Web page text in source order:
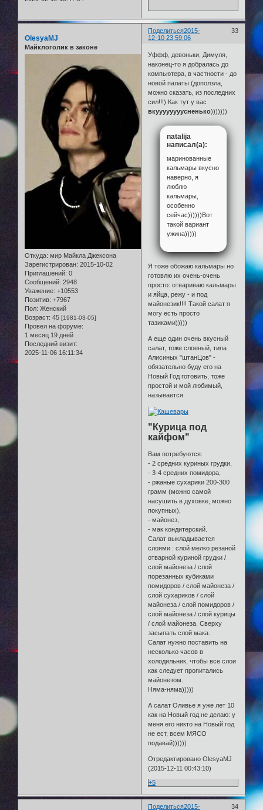
Поделиться 33
2015-
12-10 23:59:06
OlesyaMJ
Майклоголик в законе
Откуда: мир Майкла Джексона
Зарегистрирован: 2015-10-02
Приглашений: 0
Сообщений: 2948
Уважение: +10553
Позитив: +7967
Пол: Женский
Возраст: 45 [1981-03-05]
Провел на форуме:
1 месяц 19 дней
Последний визит:
2025-11-06 16:11:34
Уффф, девоньки, Димуля,
наконец-то я добралась до
компьютера, в частности - до
новой палаты (доползла,
можно сказать, из последних
сил!!!) Как тут у вас
вкуууууууусненько)))))))
natalija
написал(а):
маринованные
кальмары вкусно
наверно, я
люблю
кальмары,
особенно
сейчас))))))Вот
такой вариант
ужина)))))
Я тоже обожаю кальмары но
готовлю их очень-очень
просто: отвариваю кальмары
и яйца, режу - и под
майонезик!!!! Такой салат я
могу есть просто
тазиками)))))
А еще один очень вкусный
салат, тоже слоеный, типа
Алисиных "штанЦов" -
обязательно буду его на
Новый Год готовить, тоже
простой и мой любимый,
называется
"Курица под
кайфом"
Вам потребуются:
- 2 средних куриных грудки,
- 3-4 средних помидора,
- ржаные сухарики 200-300
грамм (можно самой
насушить в духовке, можно
покупных),
- майонез,
- мак кондитерский.
Салат выкладывается
слоями : слой мелко резаной
отварной куриной грудки /
слой майонеза / слой
порезанных кубиками
помидоров / слой майонеза /
слой сухариков / слой
майонеза / слой помидоров /
слой майонеза / слой курицы
/ слой майонеза. Сверху
засыпать слой мака.
Салат нужно поставить на
несколько часов в
холодильник, чтобы все слои
как следует пропитались
майонезом.
Няма-няма)))))
А салат Оливье я уже лет 10
как на Новый год не делаю: у
меня его никто на Новый год
не ест, всем МЯСО
подавай))))))
Отредактировано OlesyaMJ
(2015-12-11 00:43:10)
+5
Поделиться 34
2015-